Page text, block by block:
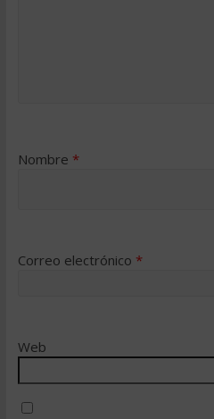
Nombre *
Correo electrónico *
Web